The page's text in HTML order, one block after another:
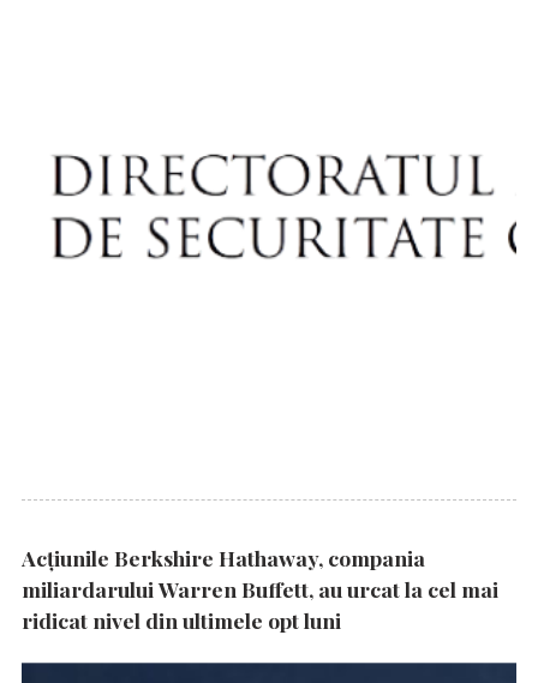
Acțiunile Berkshire Hathaway, compania
miliardarului Warren Buffett, au urcat la cel mai
ridicat nivel din ultimele opt luni